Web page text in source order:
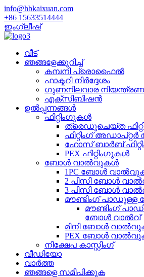
info@hbkaixuan.com
+86 15633514444
ഇംഗ്ലീഷ്
വീട്
ഞങ്ങളേക്കുറിച്ച്
കമ്പനി പ്രൊഫൈൽ
ഫാക്ടറി നിർദ്ദേശം
ഗുണനിലവാര
എക്സിബിഷൻ
ഉൽപ്പന്നങ്ങൾ
ഫിറ്റിംഗുകൾ
ത്രെഡുചെയ്‌ത
ഫിറ്റിംഗ്
ഹോസ് ബാർബ്
PEX ഫിറ്റിംഗുകൾ
ബോൾ വാൽവുകൾ
1PC ബോൾ
2 പിസി ബോൾ
3 പിസി ബോൾ
മൗണ്ടിംഗ്
മൗണ്ടിംഗ്
ബോൾ വാൽവ്
മിനി ബോൾ
PEX ബോൾ
നിക്ഷേപ കാസ്റ്റിംഗ്
വീഡിയോ
വാർത്ത
ഞങ്ങളെ സമീപിക്കുക